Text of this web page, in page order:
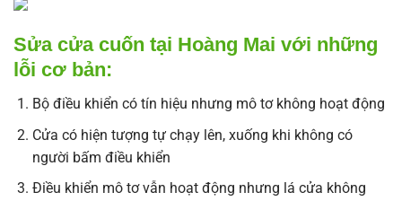
Sửa cửa cuốn tại Hoàng Mai với những
lỗi cơ bản:
Bộ điều khiển có tín hiệu nhưng mô tơ không hoạt động
Cửa có hiện tượng tự chạy lên, xuống khi không có
người bấm điều khiển
Điều khiển mô tơ vẫn hoạt động nhưng lá cửa không